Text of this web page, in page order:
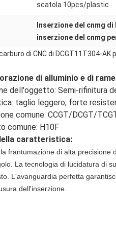
scatola 10pcs/plastic
Inserzione del cnmg
inserzione del cnmg
di CNC di DCGT11T304-
di alluminio e di rame
dell'oggetto: Semi-rifinitura
taglio leggero, forte
comune: CCGT/DCGT/
comune: H10F
caratteristica:
frantumazione di alta
La tecnologia di lucidatura di
L'avanguardia perfetta
dell'inserzione.